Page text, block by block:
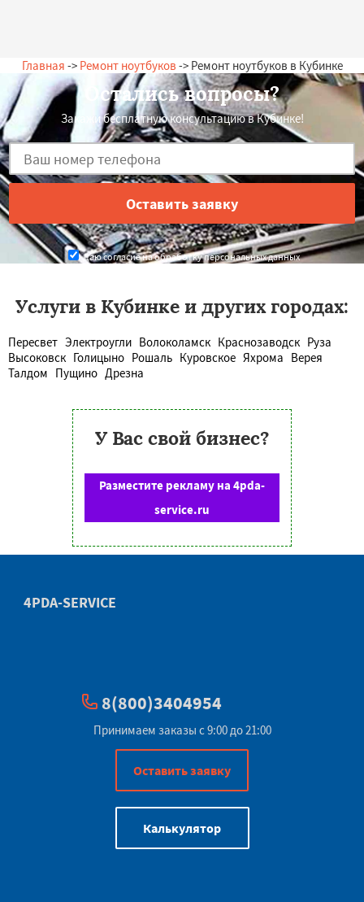
Главная -> Ремонт ноутбуков -> Ремонт ноутбуков в Кубинке
Остались вопросы?
Закажи бесплатную консультацию в Кубинке!
Даю согласие на обработку персональных данных
Услуги в Кубинке и других городах:
Пересвет Электроугли Волоколамск Краснозаводск Руза
Высоковск Голицыно Рошаль Куровское Яхрома Верея
Талдом Пущино Дрезна
У Вас свой бизнес?
Разместите рекламу на 4pda-
service.ru
4PDA-SERVICE
8(800)3404954
Принимаем заказы с 9:00 до 21:00
Оставить заявку
Калькулятор